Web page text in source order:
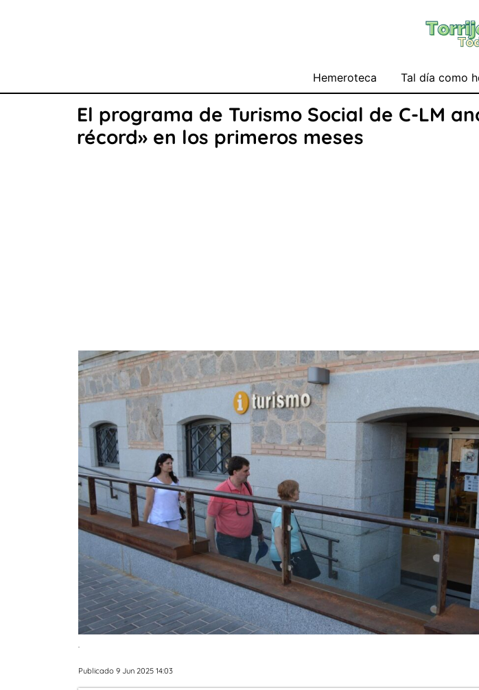
Hemeroteca Tal día como
El programa de Turismo Social de C-LM
récord» en los primeros meses
.
Publicado 9 Jun 2025 14:03